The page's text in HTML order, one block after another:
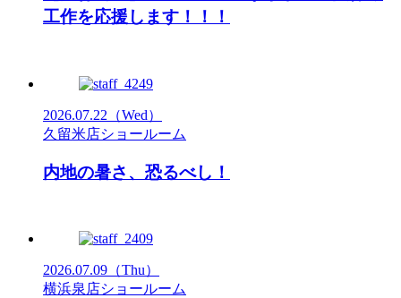
工作を応援します！！！
2026.07.22 （Wed）
久留米店ショールーム
内地の暑さ、恐るべし！
2026.07.09 （Thu）
横浜泉店ショールーム